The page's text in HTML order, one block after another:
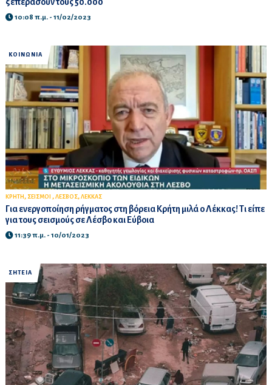
10:08 π.μ. - 11/02/2023
ΚΟΙΝΩΝΙΑ
ΚΡΗΤΗ , ΣΕΙΣΜΟΙ , ΛΕΣΒΟΣ, ΛΕΚΚΑΣ
Για ενεργοποίηση ρήγματος στη βόρεια Κρήτη μιλά ο Λέκκας! Τι είπε
για τους σεισμούς σε Λέσβο και Εύβοια
11:39 π.μ. - 10/01/2023
ΣΗΤΕΙΑ